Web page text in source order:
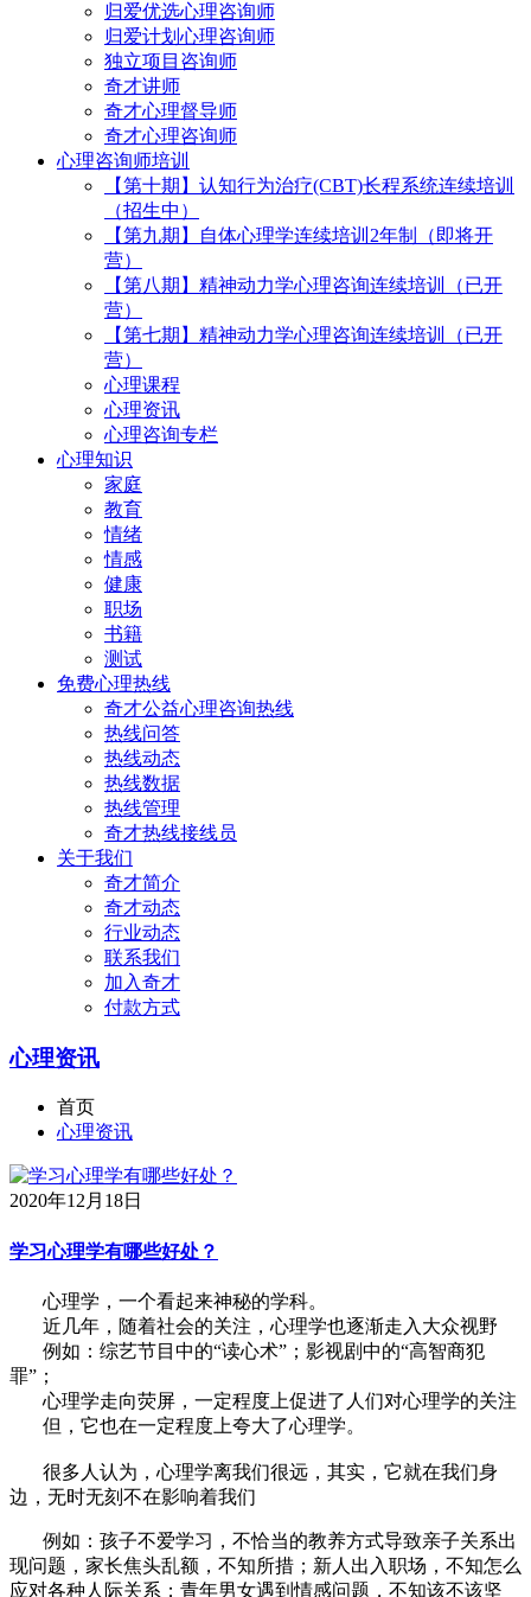
归爱优选心理咨询师
归爱计划心理咨询师
独立项目咨询师
奇才讲师
奇才心理督导师
奇才心理咨询师
心理咨询师培训
【第十期】认知行为治疗(CBT)长程系统连续培训
（招生中）
【第九期】自体心理学连续培训2年制（即将开
营）
【第八期】精神动力学心理咨询连续培训（已开
营）
【第七期】精神动力学心理咨询连续培训（已开
营）
心理课程
心理资讯
心理咨询专栏
心理知识
家庭
教育
情绪
情感
健康
职场
书籍
测试
免费心理热线
奇才公益心理咨询热线
热线问答
热线动态
热线数据
热线管理
奇才热线接线员
关于我们
奇才简介
奇才动态
行业动态
联系我们
加入奇才
付款方式
心理资讯
首页
心理资讯
2020年12月18日
学习心理学有哪些好处？
心理学，一个看起来神秘的学科。
近几年，随着社会的关注，心理学也逐渐走入大众视野
例如：综艺节目中的“读心术”；影视剧中的“高智商犯
罪”；
心理学走向荧屏，一定程度上促进了人们对心理学的关注
但，它也在一定程度上夸大了心理学。
很多人认为，心理学离我们很远，其实，它就在我们身
边，无时无刻不在影响着我们
例如：孩子不爱学习，不恰当的教养方式导致亲子关系出
现问题，家长焦头乱额，不知所措；新人出入职场，不知怎么
应对各种人际关系；青年男女遇到情感问题，不知该不该坚